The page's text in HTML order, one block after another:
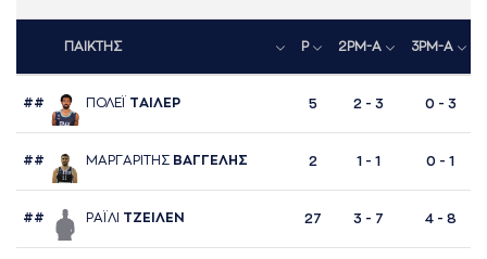
ΠΑΙΚΤΗΣ P 2PM-A 3PM-A
## ΠΟΛΕΪ ΤAΙΛΕΡ 5 2 - 3 0 - 3
## ΜAΡΓAΡΙΤΗΣ ΒAΓΓΕΛΗΣ 2 1 - 1 0 - 1
## ΡAΪΛΙ ΤΖΕΙΛΕΝ 27 3 - 7 4 - 8